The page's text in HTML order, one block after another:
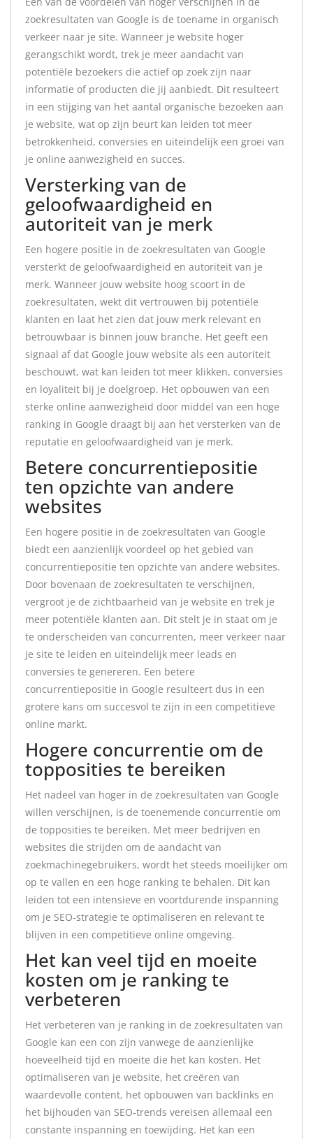
zoekresultaten van Google is de toename in organisch
verkeer naar je site. Wanneer je website hoger
gerangschikt wordt, trek je meer aandacht van
potentiële bezoekers die actief op zoek zijn naar
informatie of producten die jij aanbiedt. Dit resulteert
in een stijging van het aantal organische bezoeken aan
je website, wat op zijn beurt kan leiden tot meer
betrokkenheid, conversies en uiteindelijk een groei van
je online aanwezigheid en succes.
Versterking van de
geloofwaardigheid en
autoriteit van je merk
Een hogere positie in de zoekresultaten van Google
versterkt de geloofwaardigheid en autoriteit van je
merk. Wanneer jouw website hoog scoort in de
zoekresultaten, wekt dit vertrouwen bij potentiële
klanten en laat het zien dat jouw merk relevant en
betrouwbaar is binnen jouw branche. Het geeft een
signaal af dat Google jouw website als een autoriteit
beschouwt, wat kan leiden tot meer klikken, conversies
en loyaliteit bij je doelgroep. Het opbouwen van een
sterke online aanwezigheid door middel van een hoge
ranking in Google draagt bij aan het versterken van de
reputatie en geloofwaardigheid van je merk.
Betere concurrentiepositie
ten opzichte van andere
websites
Een hogere positie in de zoekresultaten van Google
biedt een aanzienlijk voordeel op het gebied van
concurrentiepositie ten opzichte van andere websites.
Door bovenaan de zoekresultaten te verschijnen,
vergroot je de zichtbaarheid van je website en trek je
meer potentiële klanten aan. Dit stelt je in staat om je
te onderscheiden van concurrenten, meer verkeer naar
je site te leiden en uiteindelijk meer leads en
conversies te genereren. Een betere
concurrentiepositie in Google resulteert dus in een
grotere kans om succesvol te zijn in een competitieve
online markt.
Hogere concurrentie om de
topposities te bereiken
Het nadeel van hoger in de zoekresultaten van Google
willen verschijnen, is de toenemende concurrentie om
de topposities te bereiken. Met meer bedrijven en
websites die strijden om de aandacht van
zoekmachinegebruikers, wordt het steeds moeilijker om
op te vallen en een hoge ranking te behalen. Dit kan
leiden tot een intensieve en voortdurende inspanning
om je SEO-strategie te optimaliseren en relevant te
blijven in een competitieve online omgeving.
Het kan veel tijd en moeite
kosten om je ranking te
verbeteren
Het verbeteren van je ranking in de zoekresultaten van
Google kan een con zijn vanwege de aanzienlijke
hoeveelheid tijd en moeite die het kan kosten. Het
optimaliseren van je website, het creëren van
waardevolle content, het opbouwen van backlinks en
het bijhouden van SEO-trends vereisen allemaal een
constante inspanning en toewijding. Het kan een